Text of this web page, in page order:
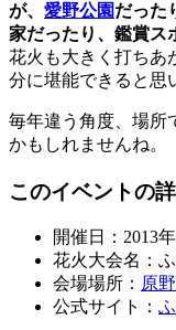
が、 愛野公園だった
家だったり、鑑賞ス
花火も大きく打ちあ
分に堪能できると思
毎年違う角度、場所
かもしれませんね。
このイベントの
開催日：2013
花火大会名：
会場場所： 原
公式サイト：